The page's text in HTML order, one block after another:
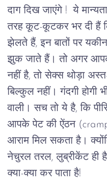
दाग दिख जाएंगे ! ये
तरह कूट-कूटकर भर दी हैं
झेलते हैं, इन बातों पर यकीन
झुक जाते हैं। तो अगर
नहीं है, तो सेक्स थोड़ा अस्त
बिल्कुल नहीं। गंदगी होगी
वाली। सच तो ये है, कि
आपके पेट की ऐंठन
आराम मिल सकता है।
नेचुरल तरल, लुब्रीकेंट ही
क्या-क्या कर पाता है!